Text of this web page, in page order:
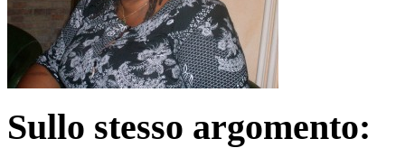
Sullo stesso argomento: